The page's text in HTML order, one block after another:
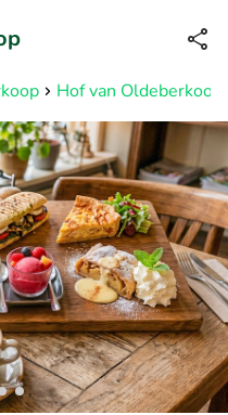
Bereikbaar tot 23:00 uur
Hof van Oldeberkoop